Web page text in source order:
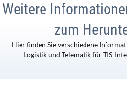
Weitere
zum
Hier finden Sie verschiedene
Logistik und Telematik für TIS-